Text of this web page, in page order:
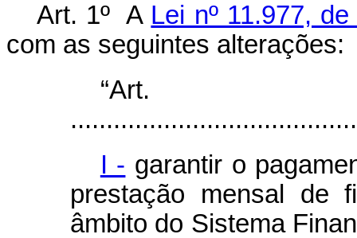
Art. 1º A Lei nº 11.977,
com as seguintes alterações:
I - garantir o
prestação mensal de
âmbito do Sistema